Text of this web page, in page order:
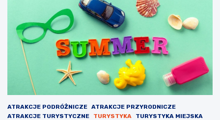
ATRAKCJE PODRÓŻNICZE ATRAKCJE PRZYRODNICZE
ATRAKCJE TURYSTYCZNE
TURYSTYKA TURYSTYKA MIEJSKA